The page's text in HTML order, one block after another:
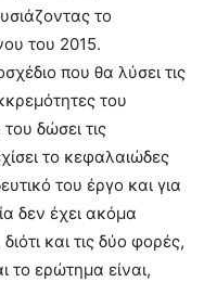
το
του 2015.
που θα λύσει τις
του
δώσει τις
το κεφαλαιώδες
του έργο και για
δεν έχει ακόμα
και τις δύο φορές,
το ερώτημα είναι,